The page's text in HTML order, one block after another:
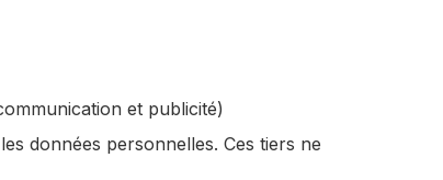
et publicité)
données personnelles. Ces tiers ne